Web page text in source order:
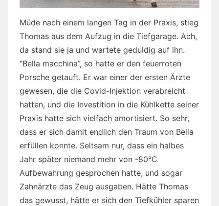
Müde nach einem langen Tag in der Praxis, stieg
Thomas aus dem Aufzug in die Tiefgarage. Ach,
da stand sie ja und wartete geduldig auf ihn.
“Bella macchina”, so hatte er den feuerroten
Porsche getauft. Er war einer der ersten Ärzte
gewesen, die die Covid-Injektion verabreicht
hatten, und die Investition in die Kühlkette seiner
Praxis hatte sich vielfach amortisiert. So sehr,
dass er sich damit endlich den Traum von Bella
erfüllen konnte. Seltsam nur, dass ein halbes
Jahr später niemand mehr von -80°C
Aufbewahrung gesprochen hatte, und sogar
Zahnärzte das Zeug ausgaben. Hätte Thomas
das gewusst, hätte er sich den Tiefkühler sparen